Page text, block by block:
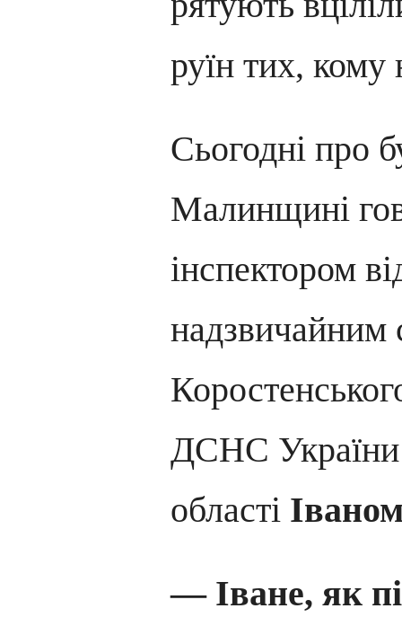
руїн тих,
Сьогодні про
Малинщині
інспектором
надзвичайним
ДСНС України
області
— Іване, як